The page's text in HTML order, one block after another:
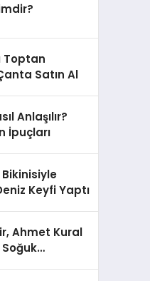
Toptan
Satın Al
Anlaşılır?
İpuçları
Keyfi Yaptı
Ahmet Kural
Soğuk